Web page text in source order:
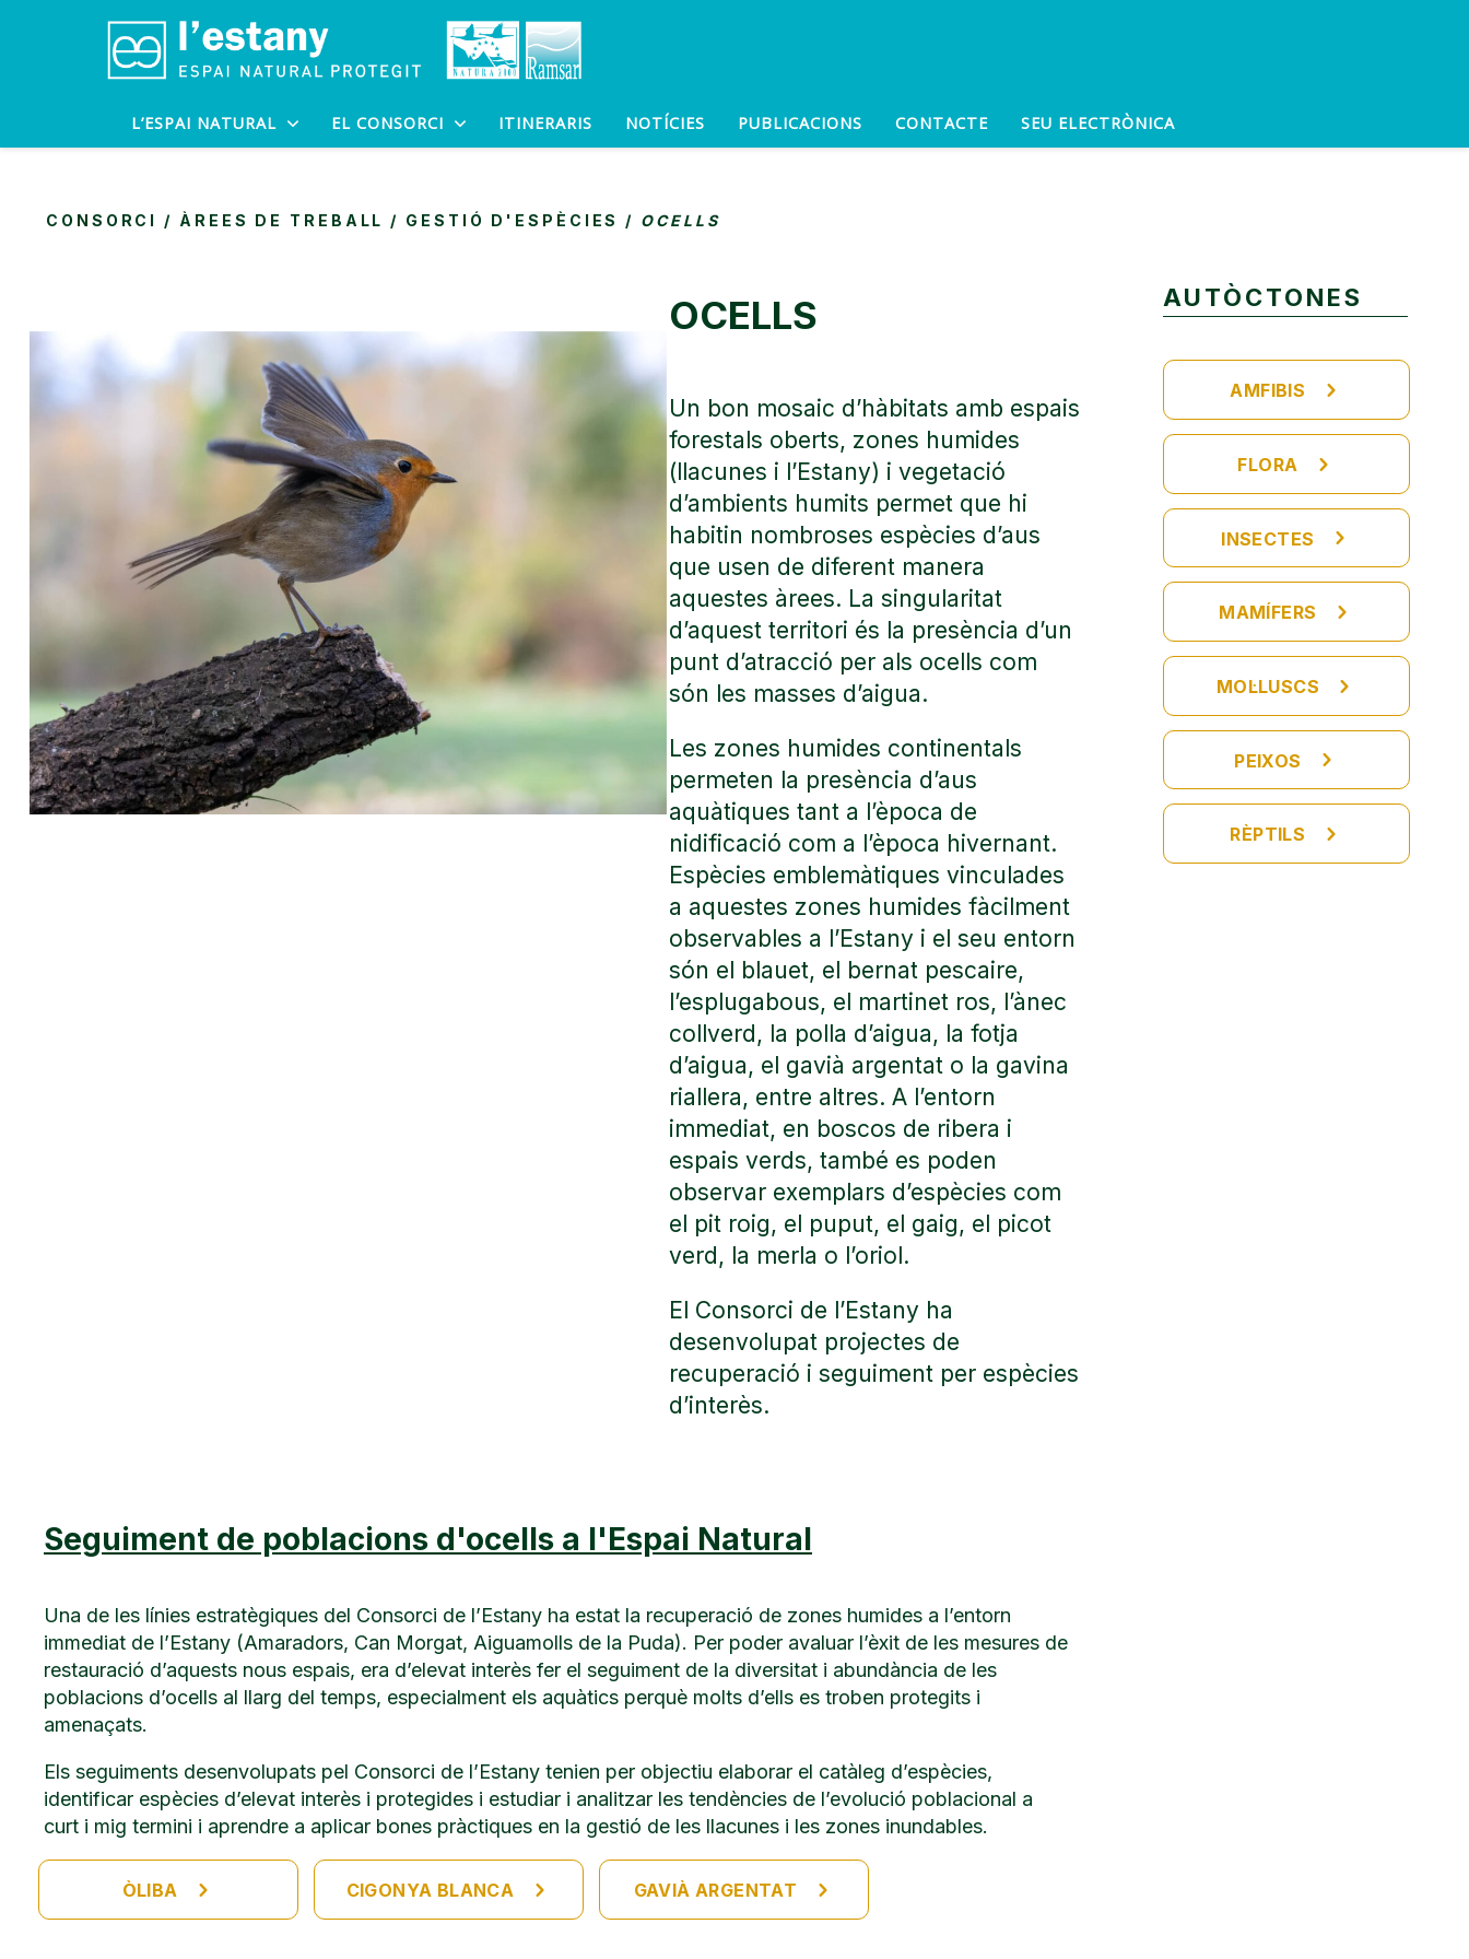
L’ESPAI NATURAL EL CONSORCI ITINERARIS NOTÍCIES PUBLICACIONS CONTACTE SEU ELECTRÒNICA
CONSORCI / ÀREES DE TREBALL / GESTIÓ D'ESPÈCIES / OCELLS
OCELLS
Un bon mosaic d’hàbitats amb espais
forestals oberts, zones humides
(llacunes i l’Estany) i vegetació
d’ambients humits permet que hi
habitin nombroses espècies d’aus
que usen de diferent manera
aquestes àrees. La singularitat
d’aquest territori és la presència d’un
punt d’atracció per als ocells com
són les masses d’aigua.
Les zones humides continentals
permeten la presència d’aus
aquàtiques tant a l’època de
nidificació com a l’època hivernant.
Espècies emblemàtiques vinculades
a aquestes zones humides fàcilment
observables a l’Estany i el seu entorn
són el blauet, el bernat pescaire,
l’esplugabous, el martinet ros, l’ànec
collverd, la polla d’aigua, la fotja
d’aigua, el gavià argentat o la gavina
riallera, entre altres. A l’entorn
immediat, en boscos de ribera i
espais verds, també es poden
observar exemplars d’espècies com
el pit roig, el puput, el gaig, el picot
verd, la merla o l’oriol.
El Consorci de l’Estany ha
desenvolupat projectes de
recuperació i seguiment per espècies
d’interès.
Seguiment de poblacions d'ocells a l'Espai Natural
Una de les línies estratègiques del Consorci de l’Estany ha estat la recuperació de zones humides a l’entorn
immediat de l’Estany (Amaradors, Can Morgat, Aiguamolls de la Puda). Per poder avaluar l’èxit de les mesures de
restauració d’aquests nous espais, era d’elevat interès fer el seguiment de la diversitat i abundància de les
poblacions d’ocells al llarg del temps, especialment els aquàtics perquè molts d’ells es troben protegits i
amenaçats.
Els seguiments desenvolupats pel Consorci de l’Estany tenien per objectiu elaborar el catàleg d’espècies,
identificar espècies d’elevat interès i protegides i estudiar i analitzar les tendències de l’evolució poblacional a
curt i mig termini i aprendre a aplicar bones pràctiques en la gestió de les llacunes i les zones inundables.
ÒLIBA CIGONYA BLANCA GAVIÀ ARGENTAT
AUTÒCTONES
AMFIBIS
FLORA
INSECTES
MAMÍFERS
MOL·LUSCS
PEIXOS
RÈPTILS